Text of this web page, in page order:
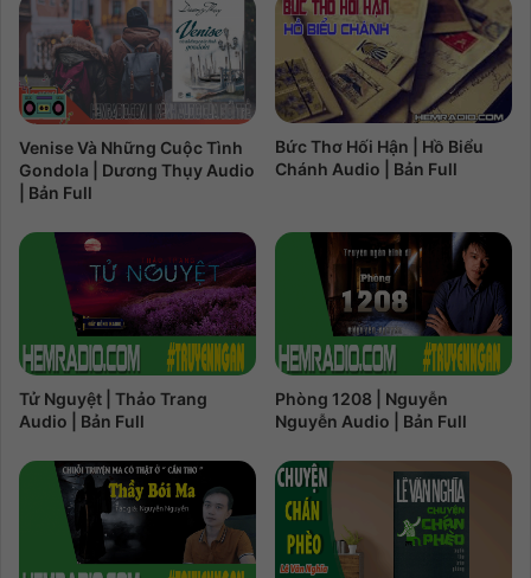
Venise Và Những Cuộc Tình
Gondola | Dương Thụy Audio
| Bản Full
Bức Thơ Hối Hận | Hồ Biểu
Chánh Audio | Bản Full
Tử Nguyệt | Thảo Trang
Audio | Bản Full
Phòng 1208 | Nguyễn
Nguyễn Audio | Bản Full